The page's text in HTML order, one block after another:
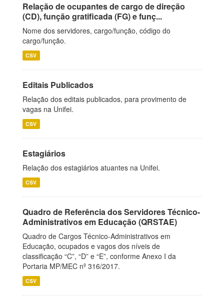
Relação de ocupantes de cargo de direção
(CD), função gratificada (FG) e funç...
Nome dos servidores, cargo/função, código do
cargo/função.
CSV
Editais Publicados
Relação dos editais publicados, para provimento de
vagas na Unifei.
CSV
Estagiários
Relação dos estagiários atuantes na Unifei.
CSV
Quadro de Referência dos Servidores Técnico-
Administrativos em Educação (QRSTAE)
Quadro de Cargos Técnico-Administrativos em
Educação, ocupados e vagos dos níveis de
classificação “C”, “D” e “E”, conforme Anexo I da
Portaria MP/MEC nº 316/2017.
CSV